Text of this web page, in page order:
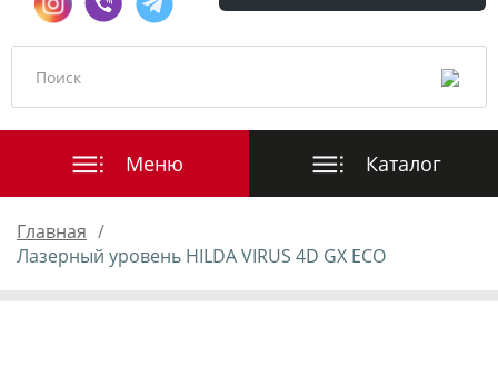
Главная
Лазерный уровень HILDA VIRUS 4D GX ECO